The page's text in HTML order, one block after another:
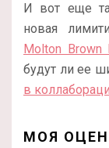
И вот еще
новая
Molton Brown
будут ли ее
в
МОЯ